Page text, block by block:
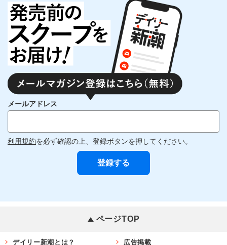
メールアドレス
利用規約を必ず確認の上、登録ボタンを押してください。
ページTOP
デイリー新潮とは？ 広告掲載